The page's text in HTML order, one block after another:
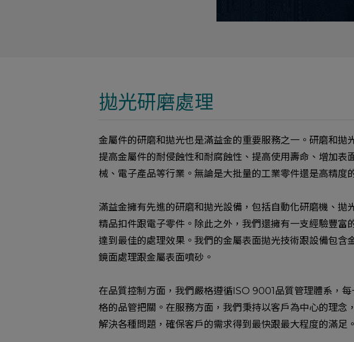
拋光研磨處理
金屬件的研磨和拋光也是滿益金的重要服務之一。研磨和拋
提高金屬件的耐侵蝕性和耐腐蝕性、提高使用壽命、增加
械、電子產品等行業。無論是大批量的工業零件還是高精度
滿益金擁有先進的研磨和拋光設備，包括自動化研磨機、
精品扣件跟電子零件。除此之外，我們還擁有一支經驗豐
達到最佳的處理效果。我們的金屬表面拋光技術跟設備包含
鏡面處理跟金屬表面噴砂。
在品質控制方面，我們嚴格遵循ISO 9001品質管理體系，
格的品管把關。在服務方面，我們秉持以客戶為中心的理
解決各種問題，確保客戶的需求得到最快跟最大程度的滿足。